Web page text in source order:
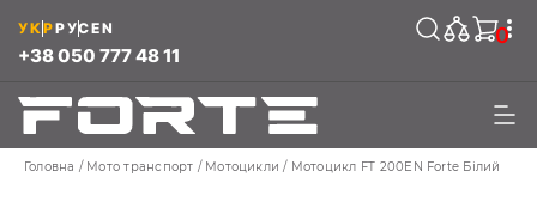
+38 050 777 48 11
УКРРУСEN 0
Головна Мото транспорт Мотоцикли Мотоцикл FT 200EN Forte Білий